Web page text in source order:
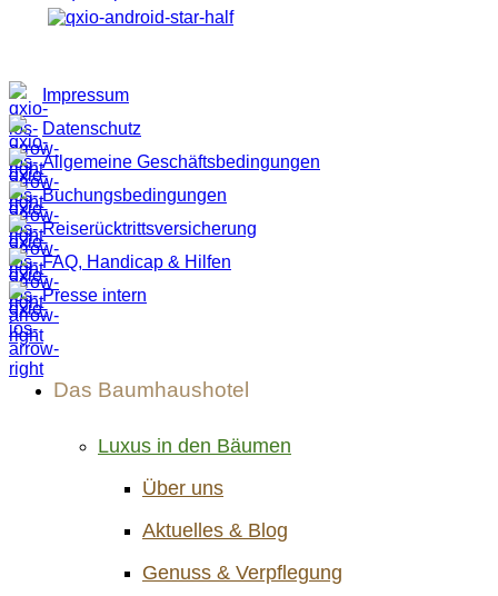
Impressum
Datenschutz
Allgemeine Geschäftsbedingungen
Buchungsbedingungen
Reiserücktrittsversicherung
FAQ, Handicap & Hilfen
Presse intern
Das Baumhaushotel
Luxus in den Bäumen
Über uns
Aktuelles & Blog
Genuss & Verpflegung